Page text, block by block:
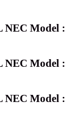
NEC Model :
NEC Model :
NEC Model :